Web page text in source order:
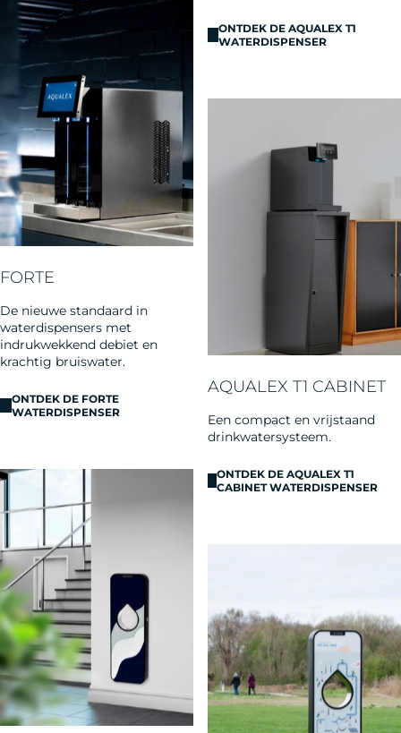
ONTDEK DE AQUALEX T1
WATERDISPENSER
FORTE
De nieuwe standaard in
waterdispensers met
indrukwekkend debiet en
krachtig bruiswater.
ONTDEK DE FORTE
WATERDISPENSER
AQUALEX T1 CABINET
Een compact en vrijstaand
drinkwatersysteem.
ONTDEK DE AQUALEX T1
CABINET WATERDISPENSER